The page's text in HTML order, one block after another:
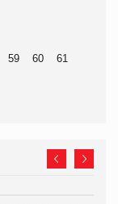
59 60
61